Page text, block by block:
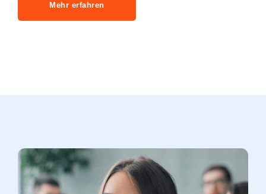
Mehr erfahren